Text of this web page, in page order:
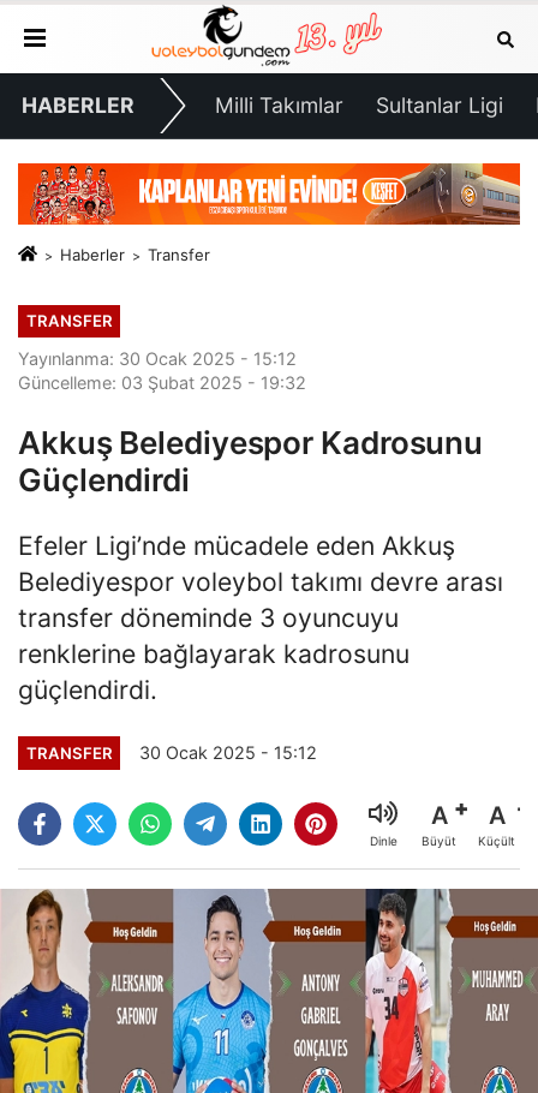
HABERLER Milli Takımlar Sultanlar Ligi
Haberler Transfer
TRANSFER
Yayınlanma: 30 Ocak 2025 - 15:12
Güncelleme: 03 Şubat 2025 - 19:32
Akkuş Belediyespor Kadrosunu
Güçlendirdi
Efeler Ligi’nde mücadele eden Akkuş
Belediyespor voleybol takımı devre arası
transfer döneminde 3 oyuncuyu
renklerine bağlayarak kadrosunu
güçlendirdi.
TRANSFER 30 Ocak 2025 - 15:12
Dinle
A
Büyüt
A
Küçült